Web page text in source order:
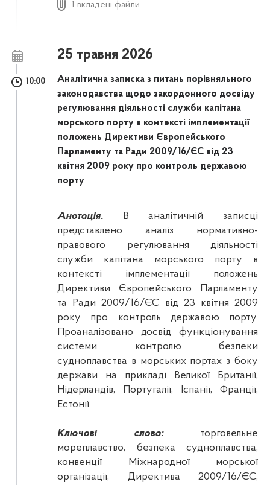
1 вкладені файли
25 травня 2026
10:00
Аналітична записка з питань порівняльного
законодавства щодо закордонного досвіду
регулювання діяльності служби капітана
морського порту в контексті імплементації
положень Директиви Європейського
Парламенту та Ради 2009/16/ЄС від 23
квітня 2009 року про контроль державою
порту
Анотація. В аналітичній записці
представлено аналіз нормативно-
правового регулювання діяльності
служби капітана морського порту в
контексті імплементації положень
Директиви Європейського Парламенту
та Ради 2009/16/ЄС від 23 квітня 2009
року про контроль державою порту.
Проаналізовано досвід функціонування
системи контролю безпеки
судноплавства в морських портах з боку
держави на прикладі Великої Британії,
Нідерландів, Португалії, Іспанії, Франції,
Естонії.
Ключові слова:торговельне
мореплавство, безпека судноплавства,
конвенції Міжнародної морської
організації, Директива 2009/16/ЄС,